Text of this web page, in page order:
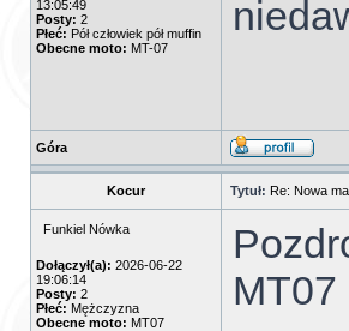
13:05:49
Posty: 2
Płeć: Pół człowiek pół muffin
Obecne moto: MT-07
Góra
Kocur Tytuł: Re: Nowa
Funkiel Nówka
Dołączył(a): 2026-06-22
19:06:14
Posty: 2
Płeć: Mężczyzna
Obecne moto: MT07
MT07